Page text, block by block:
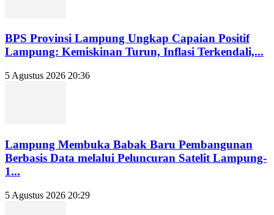
BPS Provinsi Lampung Ungkap Capaian Positif
Lampung: Kemiskinan Turun, Inflasi Terkendali,...
5 Agustus 2026 20:36
Lampung Membuka Babak Baru Pembangunan
Berbasis Data melalui Peluncuran Satelit Lampung-
1...
5 Agustus 2026 20:29